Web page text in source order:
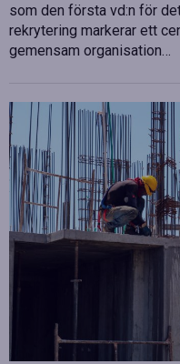
som den första vd:n för
rekrytering markerar ett
gemensam organisation…